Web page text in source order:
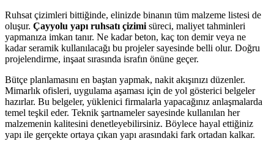
Ruhsat çizimleri bittiğinde, elinizde binanın tüm malzeme listesi de
oluşur. Çayyolu yapı ruhsatı çizimi süreci, maliyet tahminleri
yapmanıza imkan tanır. Ne kadar beton, kaç ton demir veya ne
kadar seramik kullanılacağı bu projeler sayesinde belli olur. Doğru
projelendirme, inşaat sırasında israfın önüne geçer.
Bütçe planlamasını en baştan yapmak, nakit akışınızı düzenler.
Mimarlık ofisleri, uygulama aşaması için de yol gösterici belgeler
hazırlar. Bu belgeler, yüklenici firmalarla yapacağınız anlaşmalarda
temel teşkil eder. Teknik şartnameler sayesinde kullanılan her
malzemenin kalitesini denetleyebilirsiniz. Böylece hayal ettiğiniz
yapı ile gerçekte ortaya çıkan yapı arasındaki fark ortadan kalkar.